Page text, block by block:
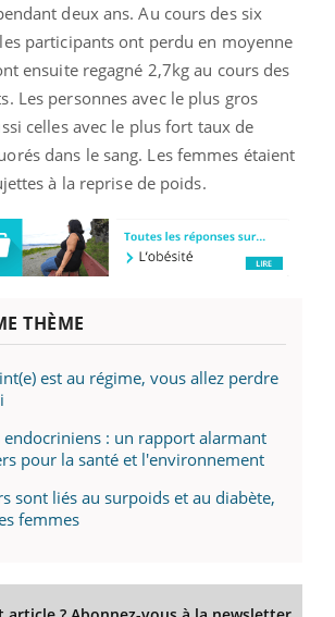
deux ans. Au cours des six
participants ont perdu en moyenne
ensuite regagné 2,7kg au cours des
Les personnes avec le plus gros
celles avec le plus fort taux de
dans le sang. Les femmes étaient
à la reprise de poids.
THÈME
est au régime, vous allez perdre
endocriniens : un rapport alarmant
pour la santé et l'environnement
sont liés au surpoids et au diabète,
femmes